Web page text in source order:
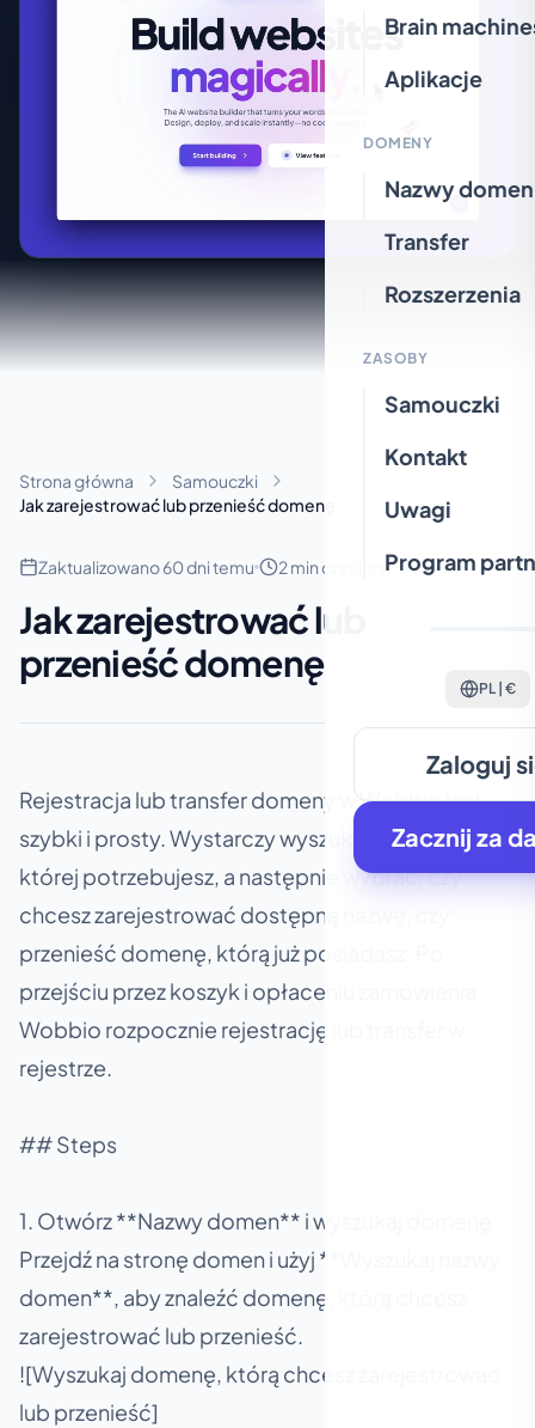
Brain
Aplikacje
DOMENY
Nazwy domen
Transfer
Rozszerzenia
ZASOBY
Samouczki
Kontakt
Uwagi
Program
PL | €
Zaloguj
Zacznij za
Strona główna
Samouczki
Jak zarejestrować lub przenieść domenę
Zaktualizowano 60 dni temu 2 min czytania
Jak zarejestrować lub
przenieść domenę
Rejestracja lub transfer domeny w Wobbio jest
szybki i prosty. Wystarczy wyszukać domenę,
której potrzebujesz, a następnie wybrać, czy
chcesz zarejestrować dostępną nazwę, czy
przenieść domenę, którą już posiadasz. Po
przejściu przez koszyk i opłaceniu zamówienia
Wobbio rozpocznie rejestrację lub transfer w
rejestrze.
## Steps
1. Otwórz **Nazwy domen** i wyszukaj domenę
Przejdź na stronę domen i użyj **Wyszukaj nazwy
domen**, aby znaleźć domenę, którą chcesz
zarejestrować lub przenieść.
![Wyszukaj domenę, którą chcesz zarejestrować
lub przenieść]